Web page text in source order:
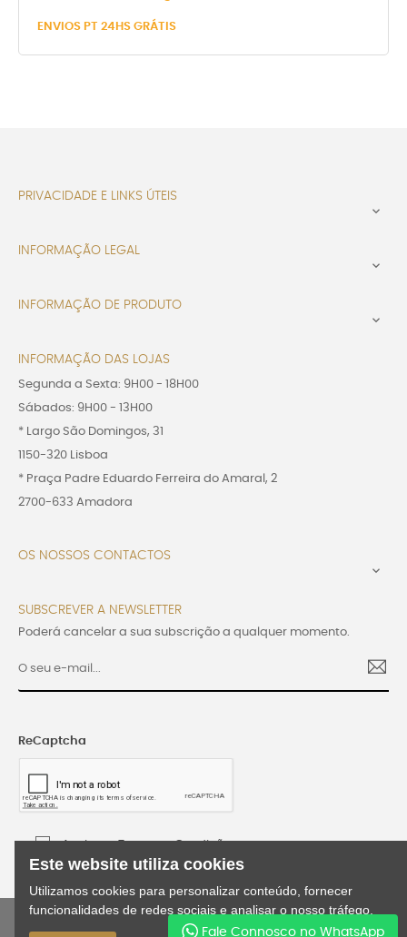
ENVIOS PT 24HS GRÁTIS
PRIVACIDADE E LINKS ÚTEIS

INFORMAÇÃO LEGAL

INFORMAÇÃO DE PRODUTO

INFORMAÇÃO DAS LOJAS
Segunda a Sexta: 9H00 - 18H00
Sábados: 9H00 - 13H00
* Largo São Domingos, 31
1150-320 Lisboa
* Praça Padre Eduardo Ferreira do Amaral, 2
2700-633 Amadora
OS NOSSOS CONTACTOS

SUBSCREVER A NEWSLETTER
Poderá cancelar a sua subscrição a qualquer momento.
ReCaptcha
Aceito os Termos e Condições
©2024 Lusijoia | Todos os direitos reservados |
Este website utiliza cookies
Utilizamos cookies para personalizar conteúdo, fornecer
funcionalidades de redes sociais e analisar o nosso tráfego.
Fale Connosco no WhatsApp